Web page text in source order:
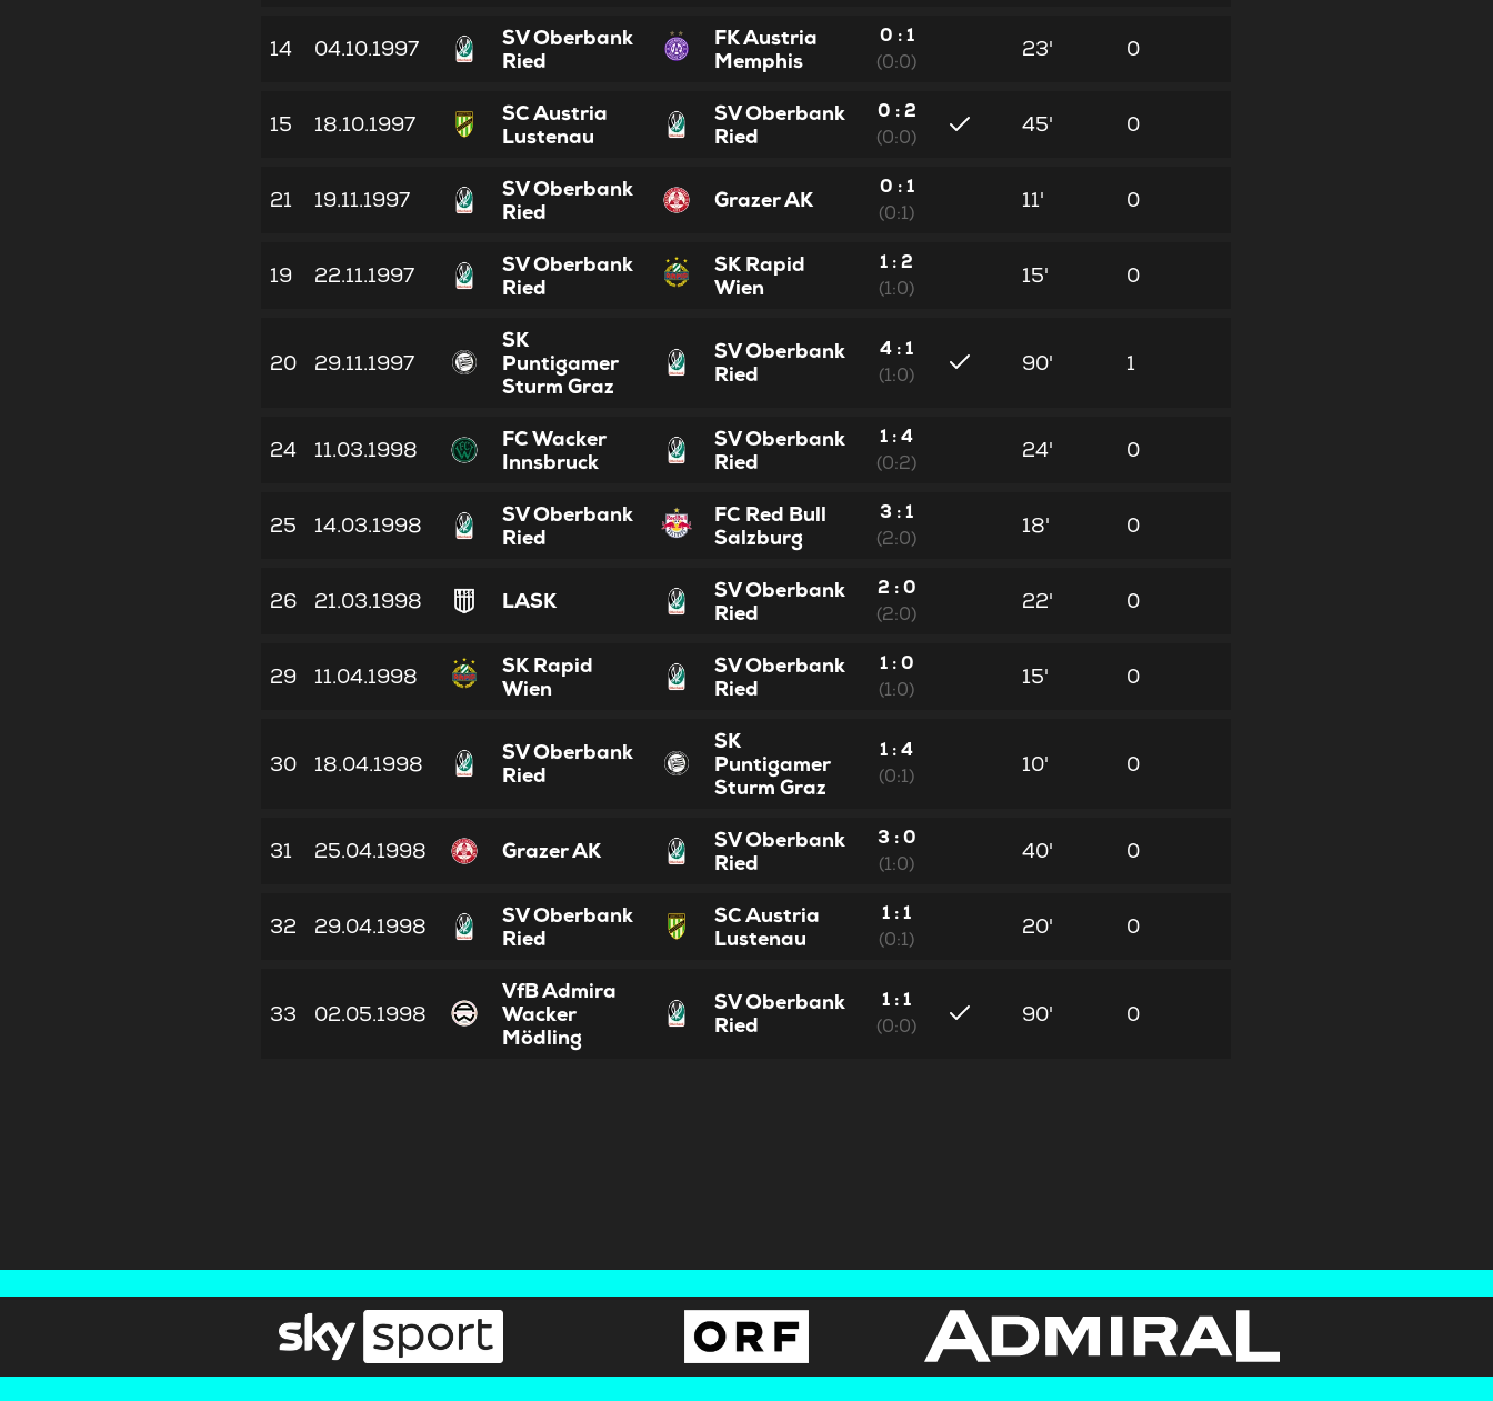
14 04.10.1997
SV Oberbank
Ried
FK Austria
Memphis
0 : 1
(0:0)
23' 0
15 18.10.1997
SC Austria
Lustenau
SV Oberbank
Ried
0 : 2
(0:0)
45' 0
21 19.11.1997
SV Oberbank
Ried
Grazer AK
0 : 1
(0:1)
11' 0
19 22.11.1997
SV Oberbank
Ried
SK Rapid
Wien
1 : 2
(1:0)
15' 0
20 29.11.1997
SK
Puntigamer
Sturm Graz
SV Oberbank
Ried
4 : 1
(1:0)
90' 1
24 11.03.1998
FC Wacker
Innsbruck
SV Oberbank
Ried
1 : 4
(0:2)
24' 0
25 14.03.1998
SV Oberbank
Ried
FC Red Bull
Salzburg
3 : 1
(2:0)
18' 0
26 21.03.1998 LASK
SV Oberbank
Ried
2 : 0
(2:0)
22' 0
29 11.04.1998
SK Rapid
Wien
SV Oberbank
Ried
1 : 0
(1:0)
15' 0
30 18.04.1998
SV Oberbank
Ried
SK
Puntigamer
Sturm Graz
1 : 4
(0:1)
10' 0
31 25.04.1998 Grazer AK
SV Oberbank
Ried
3 : 0
(1:0)
40' 0
32 29.04.1998
SV Oberbank
Ried
SC Austria
Lustenau
1 : 1
(0:1)
20' 0
33 02.05.1998
VfB Admira
Wacker
Mödling
SV Oberbank
Ried
1 : 1
(0:0)
90' 0